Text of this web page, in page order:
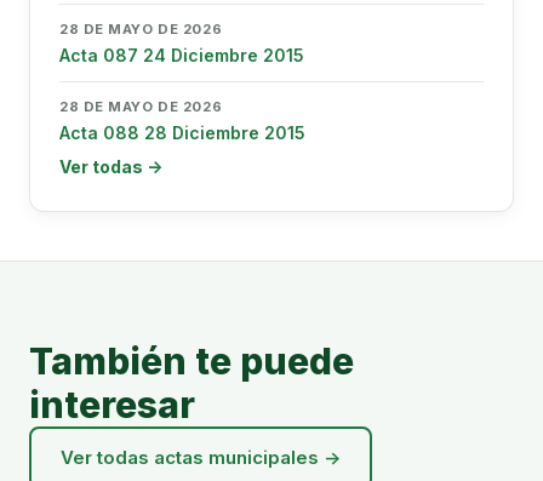
28 DE MAYO DE 2026
Acta 087 24 Diciembre 2015
28 DE MAYO DE 2026
Acta 088 28 Diciembre 2015
Ver todas →
También te puede
interesar
Ver todas actas municipales →